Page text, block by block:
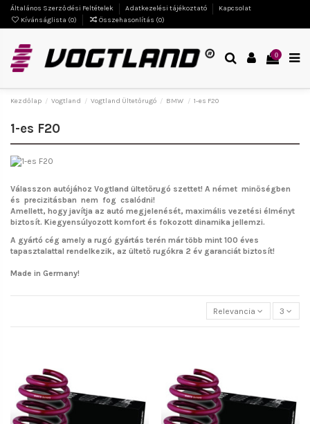
Általános Szerződési Feltételek Adatkezelési tájékoztató
Kapcsolat
Kívánságlista (0) Összehasonlítás (0)
0
Kezdőlap Vogtland Vogtland Ültetőrugó BMW 1-es F20
1-es F20
Válasszon autójához Vogtland ültetőrugó szettet! A német minőségben
és precizitásban nem fog csalódni!
Amellett, hogy javítja az autó megjelenését, maximális vezetési élményt
biztosít. Kiegyensúlyozott komfort és fokozott dinamika jellemzi.
A gyártó cég amely a rugó gyártás terén már több mint 100 éves
tapasztalattal rendelkezik, az ültető rugókra 2 év garanciát biztosít!
Made in Germany!
Relevancia 3